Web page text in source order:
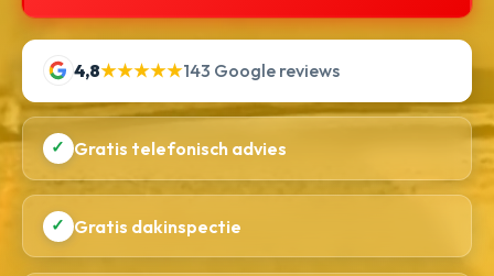
4,8★★★★★143 Google reviews
✓ Gratis telefonisch advies
✓ Gratis dakinspectie